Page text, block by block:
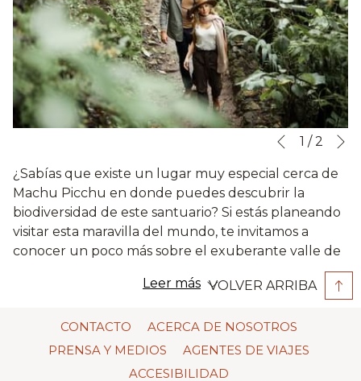
Botones
control
de
la
presentación
de
diapositivas
Al
clic
en
los
siguientes
enlaces,
actualizará
contenido
anterior
Anterior
1 / 2
¿Sabías que existe un lugar muy especial cerca de
Machu Picchu en donde puedes descubrir la
biodiversidad de este santuario? Si estás planeando
visitar esta maravilla del mundo, te invitamos a
conocer un poco más sobre el exuberante valle de
Ubicado solamente a 40 minutos de Machu Picchu
quienes buscan una caminata de dificultad media y
que disfrutan estar en contacto con la naturaleza.
Leer más VOLVER ARRIBA
CONTACTO
ACERCA DE NOSOTROS
PRENSA Y MEDIOS
AGENTES DE VIAJES
ACCESIBILIDAD